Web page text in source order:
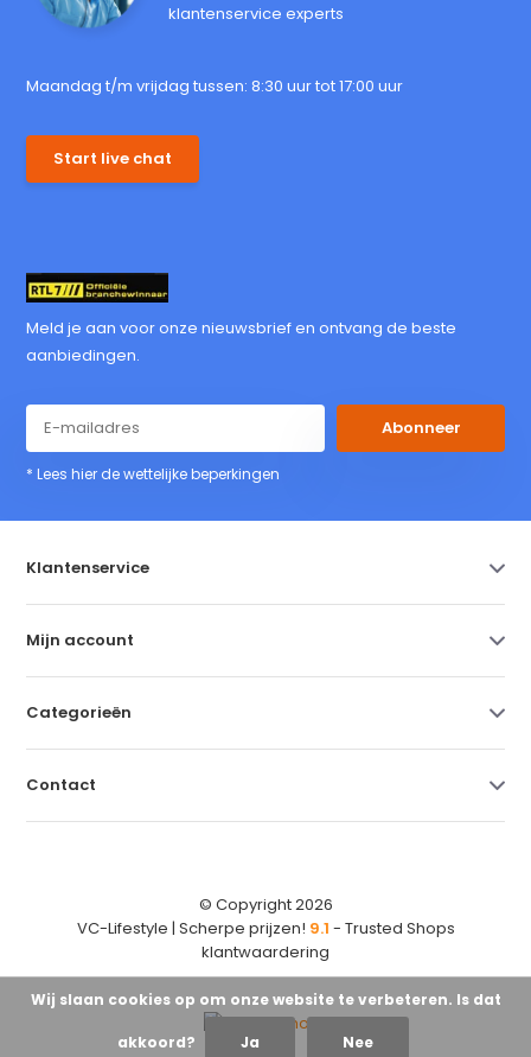
klantenservice experts
Maandag t/m vrijdag tussen: 8:30 uur tot 17:00 uur
Start live chat
Meld je aan voor onze nieuwsbrief en ontvang de beste
aanbiedingen.
Abonneer
* Lees hier de wettelijke beperkingen
Klantenservice
Mijn account
Categorieën
Contact
© Copyright 2026
VC-Lifestyle | Scherpe prijzen! 9.1 - Trusted Shops
klantwaardering
Wij slaan cookies op om onze website te verbeteren. Is dat
akkoord? Ja Nee